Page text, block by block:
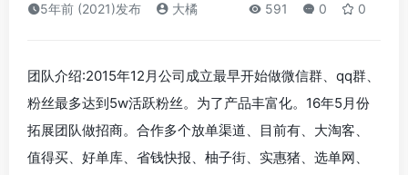
5年前 (2021)发布 大橘 591 0 0
团队介绍:2015年12月公司成立最早开始做微信群、qq群、
粉丝最多达到5w活跃粉丝。为了产品丰富化。16年5月份
拓展团队做招商。合作多个放单渠道、目前有、大淘客、
值得买、好单库、省钱快报、柚子街、实惠猪、选单网、